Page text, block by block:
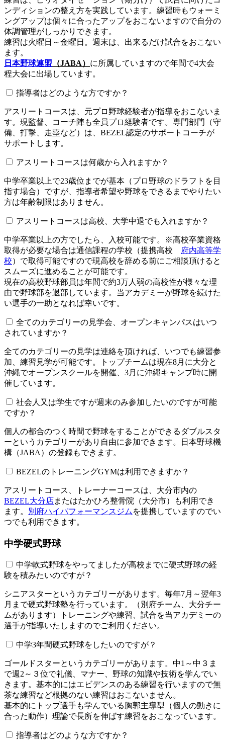
ンディションの整え方を実践しています。練習時もウォーミ
ングアップは個々に合ったアップをおこないますので自分の
体調管理がしっかりできます。
練習は火曜日～金曜日。週末は、出来るだけ試合をおこない
ます。
日本野球連盟 （JABA） に所属していますので年間で4大会
程大会に出場しています。
指導者はどのような方ですか？
アスリートコースは、元プロ野球経験者が指導をおこないま
す。現監督、コーチ陣も全員プロ経験者です。専門部門（守
備、打撃、走塁など）は、BEZEL認定のサポートコーチが
サポートします。
アスリートコースは何歳から入れますか？
中学卒業以上で23歳位までが基本（プロ野球のドラフトを目
指す場合）ですが、指導者希望や野球をできるまでやりたい
方は年齢制限はありません。
アスリートコースは高校、大学中退でも入れますか？
中学卒業以上の方でしたら、入校可能です。※高校卒業資格
取得が必要な場合は通信課程の学校（提携高校
府内高等学
校）で取得可能ですので現高校を辞める前にご相談頂けると
スムーズに進めることが可能です。
現在の高校野球部員は年間で約3万人弱の高校性が様々な理
由で野球部を退部しています。当アカデミーが野球を続けた
い選手の一助となれば幸いです。
全てのカテゴリーの見学会、オープンキャンパスはいつ
されていますか？​​​​​
全てのカテゴリーの見学は連絡を頂ければ、いつでも練習参
加、練習見学が可能です。トップチームは現在8月に大分と
沖縄でオープンスクールを開催、3月に沖縄キャンプ時に開
催しています。
社会人又は学生ですが週末のみ参加したいのですが可能
ですか？
個人の都合のつく時間で野球をすることができるダブルスタ
ーというカテゴリーがあり自由に参加できます。日本野球機
構（JABA）の登録もできます。
BEZELのトレーニングGYMは利用できますか？​​​​​
アスリートコース、トレーナーコースは、大分市内の
BEZEL大分店またはたかひろ整骨院（大分市）も利用でき
ます。
別府ハイパフォーマンスジム を提携していますのでい
つでも利用できます。
中学硬式野球
中学軟式野球をやってましたが高校までに硬式野球の経
験を積みたいのですが？
シニアスターというカテゴリーがあります。毎年7月～翌年3
月まで硬式野球塾を行っています。（別府チーム、大分チー
ムがあります）トレーニングや練習、試合を当アカデミーの
選手が指導いたしますのでご利用ください。
中学3年間硬式野球をしたいのですが？
ゴールドスターというカテゴリーがあります。中1～中３ま
で週2～３位で礼儀、マナー、野球の知識や技術を学んでい
きます。基本的にはエビデンスのある練習を行いますので無
茶な練習など根拠のない練習はおこないません。
基本的にトップ選手も学んでいる胸郭主導型（個人の動きに
合った動作）理論で長所を伸ばす練習をおこなっています。
指導者はどのような方ですか？